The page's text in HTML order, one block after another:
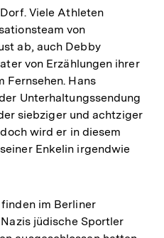
Viele Athleten
von
ab, auch Debby
von Erzählungen ihrer
Fernsehen. Hans
Unterhaltungssendung
siebziger und achtziger
wird er in diesem
Enkelin irgendwie
im Berliner
jüdische Sportler